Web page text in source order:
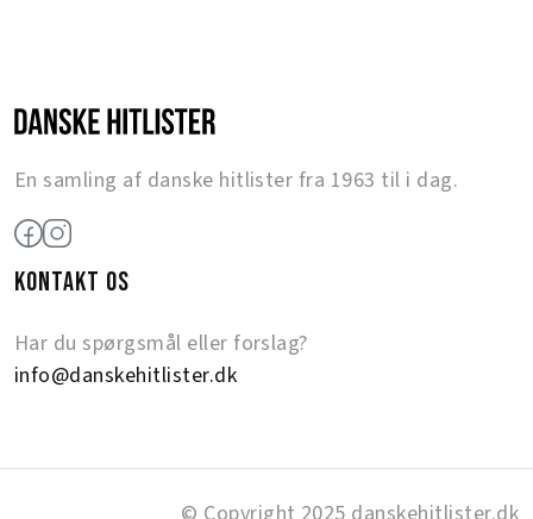
En samling af danske hitlister fra 1963 til i dag.
KONTAKT OS
Har du spørgsmål eller forslag?
info@danskehitlister.dk